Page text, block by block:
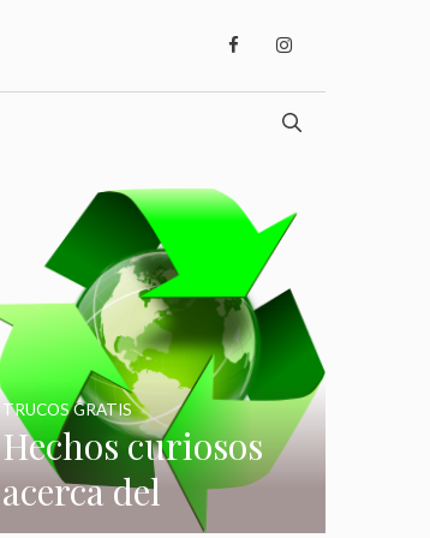
Hechos curiosos
acerca del
TRUCOS GRATIS